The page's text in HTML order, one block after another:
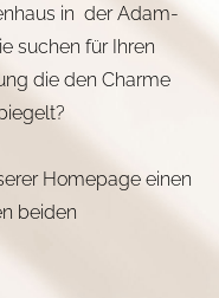
in der Adam-
suchen für Ihren
die den Charme
Homepage einen
beiden